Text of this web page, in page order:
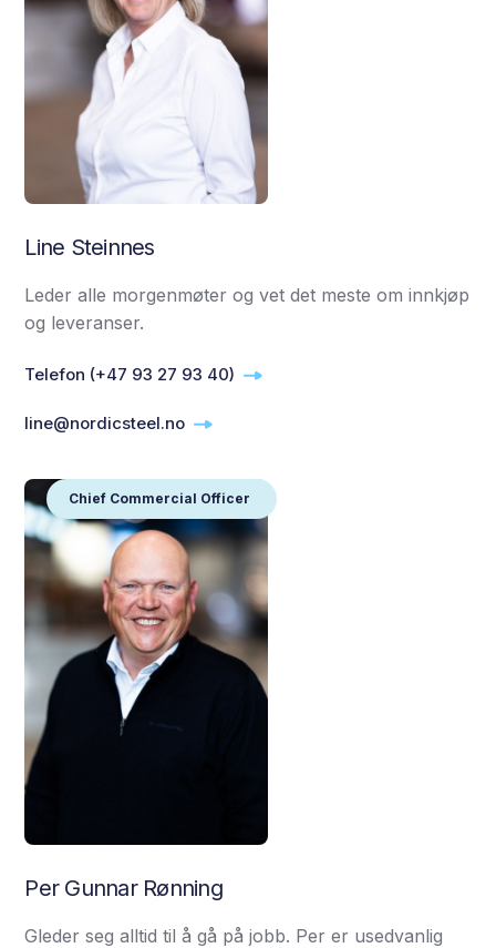
Line Steinnes
Leder alle morgenmøter og vet det meste om innkjøp
og leveranser.
Telefon (+47 93 27 93 40)
line@nordicsteel.no
Chief Commercial Officer
Per Gunnar Rønning
Gleder seg alltid til å gå på jobb. Per er usedvanlig